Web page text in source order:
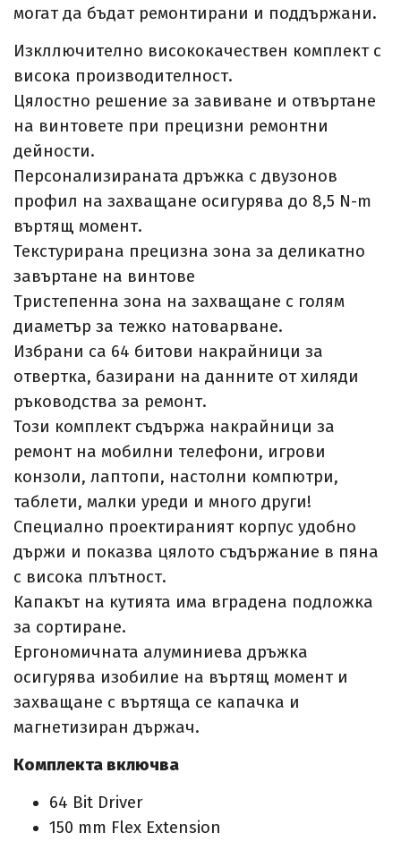
могат да бъдат ремонтирани и поддържани.
Изкллючително висококачествен комплект с
висока производителност.
Цялостно решение за завиване и отвъртане
на винтовете при прецизни ремонтни
дейности.
Персонализираната дръжка с двузонов
профил на захващане осигурява до 8,5 N-m
въртящ момент.
Текстурирана прецизна зона за деликатно
завъртане на винтове
Тристепенна зона на захващане с голям
диаметър за тежко натоварване.
Избрани са 64 битови накрайници за
отвертка, базирани на данните от хиляди
ръководства за ремонт.
Този комплект съдържа накрайници за
ремонт на мобилни телефони, игрови
конзоли, лаптопи, настолни компютри,
таблети, малки уреди и много други!
Специално проектираният корпус удобно
държи и показва цялото съдържание в пяна
с висока плътност.
Капакът на кутията има вградена подложка
за сортиране.
Ергономичната алуминиева дръжка
осигурява изобилие на въртящ момент и
захващане с въртяща се капачка и
магнетизиран държач.
Комплекта включва
64 Bit Driver
150 mm Flex Extension